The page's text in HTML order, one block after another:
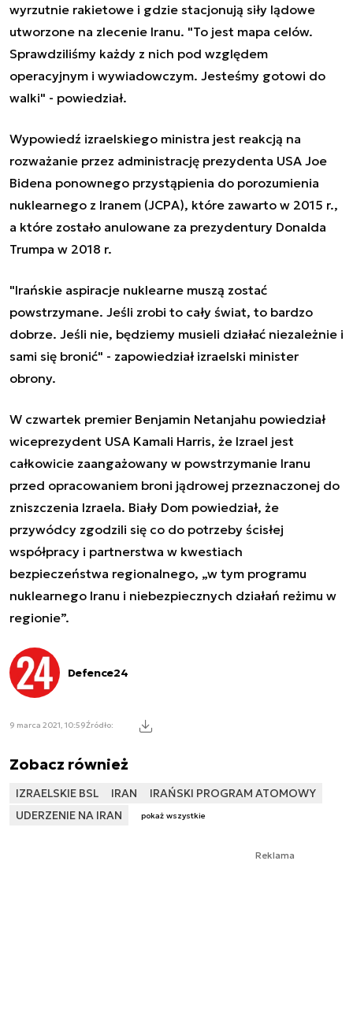
wyrzutnie rakietowe i gdzie stacjonują siły lądowe
utworzone na zlecenie Iranu. "To jest mapa celów.
Sprawdziliśmy każdy z nich pod względem
operacyjnym i wywiadowczym. Jesteśmy gotowi do
walki" - powiedział.
Wypowiedź izraelskiego ministra jest reakcją na
rozważanie przez administrację prezydenta USA Joe
Bidena ponownego przystąpienia do porozumienia
nuklearnego z Iranem (JCPA), które zawarto w 2015 r.,
a które zostało anulowane za prezydentury Donalda
Trumpa w 2018 r.
"Irańskie aspiracje nuklearne muszą zostać
powstrzymane. Jeśli zrobi to cały świat, to bardzo
dobrze. Jeśli nie, będziemy musieli działać niezależnie i
sami się bronić" - zapowiedział izraelski minister
obrony.
W czwartek premier Benjamin Netanjahu powiedział
wiceprezydent USA Kamali Harris, że Izrael jest
całkowicie zaangażowany w powstrzymanie Iranu
przed opracowaniem broni jądrowej przeznaczonej do
zniszczenia Izraela. Biały Dom powiedział, że
przywódcy zgodzili się co do potrzeby ścisłej
współpracy i partnerstwa w kwestiach
bezpieczeństwa regionalnego, „w tym programu
nuklearnego Iranu i niebezpiecznych działań reżimu w
regionie”.
Defence24
9 marca 2021, 10:59Źródło:
Zobacz również
IZRAELSKIE BSL IRAN
IRAŃSKI PROGRAM ATOMOWY
UDERZENIE NA IRAN
pokaż wszystkie
Reklama